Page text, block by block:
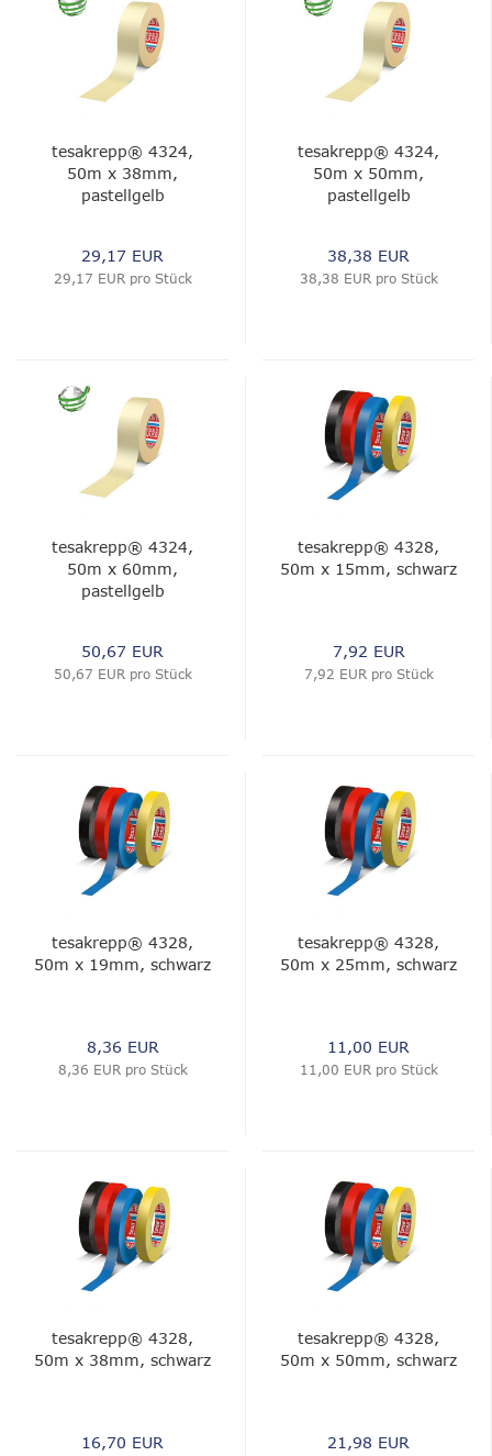
tesakrepp® 4324,
50m x 38mm,
pastellgelb
29,17 EUR
29,17 EUR pro Stück
tesakrepp® 4324,
50m x 50mm,
pastellgelb
38,38 EUR
38,38 EUR pro Stück
tesakrepp® 4324,
50m x 60mm,
pastellgelb
50,67 EUR
50,67 EUR pro Stück
tesakrepp® 4328,
50m x 15mm, schwarz
7,92 EUR
7,92 EUR pro Stück
tesakrepp® 4328,
50m x 19mm, schwarz
8,36 EUR
8,36 EUR pro Stück
tesakrepp® 4328,
50m x 25mm, schwarz
11,00 EUR
11,00 EUR pro Stück
tesakrepp® 4328,
50m x 38mm, schwarz
16,70 EUR
tesakrepp® 4328,
50m x 50mm, schwarz
21,98 EUR